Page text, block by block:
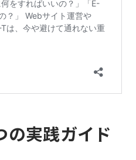
実践ガイド